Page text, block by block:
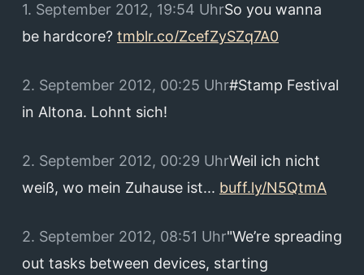
1. September 2012, 19:54 UhrSo you wanna
be hardcore? tmblr.co/ZcefZySZq7A0
2. September 2012, 00:25 Uhr#Stamp Festival
in Altona. Lohnt sich!
2. September 2012, 00:29 UhrWeil ich nicht
weiß, wo mein Zuhause ist... buff.ly/N5QtmA
2. September 2012, 08:51 Uhr"We’re spreading
out tasks between devices, starting